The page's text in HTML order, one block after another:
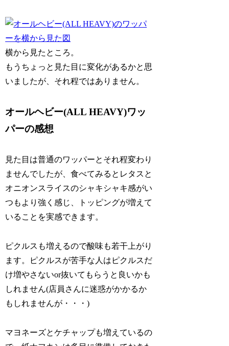
横から見たところ。
もうちょっと見た目に変化があるかと思
いましたが、それ程ではありません。
オールヘビー(ALL HEAVY)ワッ
パーの感想
見た目は普通のワッパーとそれ程変わり
ませんでしたが、食べてみるとレタスと
オニオンスライスのシャキシャキ感がい
つもより強く感じ、トッピングが増えて
いることを実感できます。
ピクルスも増えるので酸味も若干上がり
ます。ピクルスが苦手な人はピクルスだ
け増やさないor抜いてもらうと良いかも
しれません(店員さんに迷惑がかかるか
もしれませんが・・・)
マヨネーズとケチャップも増えているの